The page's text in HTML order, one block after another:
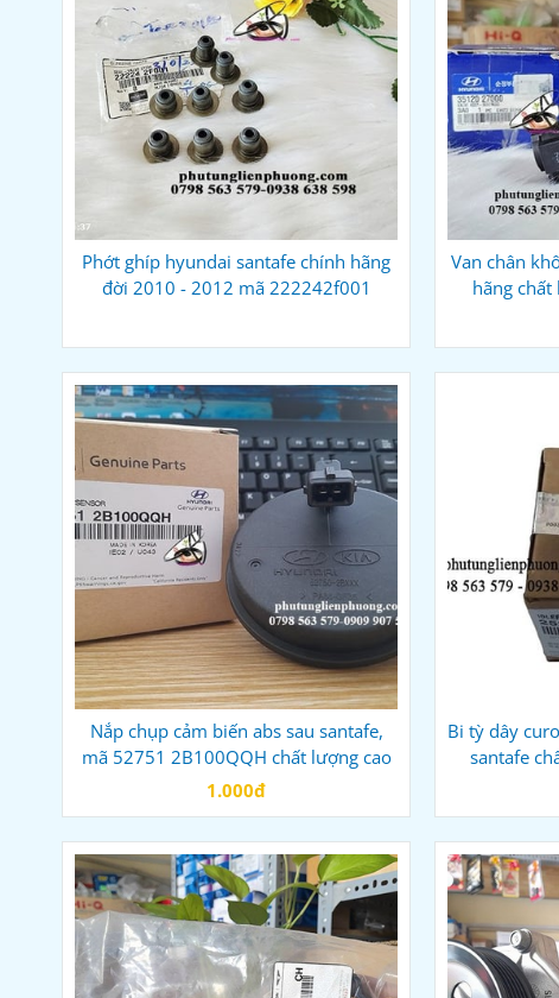
Phớt ghíp hyundai santafe chính hãng
đời 2010 - 2012 mã 222242f001
Van chân
hãng
Nắp chụp cảm biến abs sau santafe,
mã 52751 2B100QQH chất lượng cao
1.000đ
Bi tỳ dây
santafe